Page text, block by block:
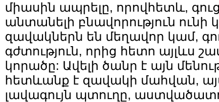
միասին ապրելը, որովհետև,
անտանելի բնավորություն ունի
զավակներն են մեղավոր կամ,
գժտություն, որից հետո այլևս
կորածը: Ավելի ծանր է այն
հետևանք է զավակի մահվան,
լավագույն պտուղը,